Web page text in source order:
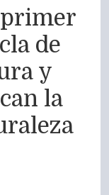
primer
de
y
la